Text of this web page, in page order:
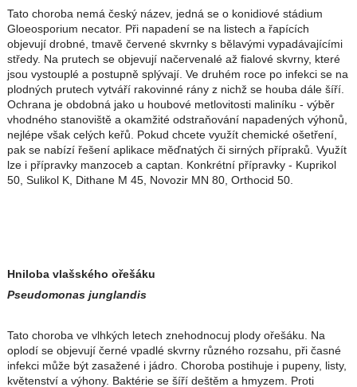
Tato choroba nemá český název, jedná se o konidiové stádium
Gloeosporium necator. Při napadení se na listech a řapících
objevují drobné, tmavě červené skvrnky s bělavými vypadávajícími
středy. Na prutech se objevují načervenalé až fialové skvrny, které
jsou vystouplé a postupně splývají. Ve druhém roce po infekci se na
plodných prutech vytváří rakovinné rány z nichž se houba dále šíří.
Ochrana je obdobná jako u houbové metlovitosti maliníku - výběr
vhodného stanoviště a okamžité odstraňování napadených výhonů,
nejlépe však celých keřů. Pokud chcete využít chemické ošetření,
pak se nabízí řešení aplikace měďnatých či sirných přípraků. Využít
lze i přípravky manzoceb a captan. Konkrétní přípravky - Kuprikol
50, Sulikol K, Dithane M 45, Novozir MN 80, Orthocid 50.
Hniloba vlašského ořešáku
Pseudomonas junglandis
Tato choroba ve vlhkých letech znehodnocuj plody ořešáku. Na
oplodí se objevují černé vpadlé skvrny různého rozsahu, při časné
infekci může být zasažené i jádro. Choroba postihuje i pupeny, listy,
květenství a výhony. Baktérie se šíří deštěm a hmyzem. Proti